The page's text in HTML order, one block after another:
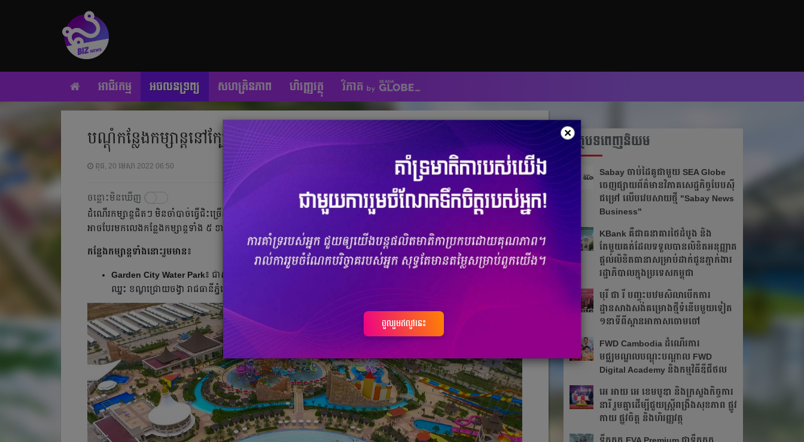
អាជីវកម្ម អចលនទ្រព្យ សហគ្រិនភាព ហិរញ្ញវត្ថុ
បណ្ដុំកន្លែងកម្សាន្តនៅក្បែរក្រុង មិនបាច់ទៅឆ្ងាយ សប្បាយយកទៅណាមិនអស់
ពុធ, 20 មេសា 2022 06:50 ចំនួនមតិ0| ចំនួនចែករំលែក 0
ចន្លោះមិនឃើញ
ដំណើរកម្សាន្តជិតៗ មិនចាំបាច់ធ្វើជិះច្រើនម៉ោង ចំណាយពេលទៅមកនាំខាតពេលវេលា លោកអ្នកដែលរស់នៅក្នុងទីក្រុងភ្នំពេញ
អាចបែរមកលេងកន្លែងកម្សាន្តទាំង ៥ ខាងក្រោមនេះ ទាំងស្អាត សប្បាយ ហើយប្លែកអារម្មណ៍ថែមទៀតផង។
កន្លែងកម្សាន្តទាំងនោះរួមមាន៖
Garden City Water Park៖ ជាសួនទឹកដែលមានទំហំជាងគេនៅកម្ពុជា។ សួនទឹកមួយនេះគឺស្ថិតនៅលើមហាវិធីវិមានឈ្នះ
ឈ្នះ ខណ្ឌជ្រោយចង្វា រាជធានីភ្នំពេញ។ លោកអ្នកអាចធ្វើដំណើរតាមស្ពានជ្រោយចង្វាក៏បាន តាមស្ពានលីយ៉ុងផាត់ក៏បាន។
អត្ថបទពេញនិយម
Sabay ចាប់​ដៃគូ​ជាមួយ SEA Globe
ចេញផ្សាយព័ត៌មានវិភាគសេដ្ឋកិច្ចបែបស៊ី​
ជម្រៅ លើបវេបសាយថ្មី "Sabay News
Business"
KBank គឺជាធនាគារថៃដំបូង និង
តែមួយគត់ដែលទទួលបានលិខិតអនុញ្ញាត
ផ្តល់លិខិតធានាសម្រាប់ដាក់ជូនភ្នាក់ងារ
រដ្ឋាភិបាលក្នុងប្រទេសកម្ពុជា
បុរី ជា រី បញ្ចុះបឋមសិលាបើកការ
ដ្ឋានសាងសង់គម្រោងថ្មីទំនើបមួយទៀត
១នាទីពីស្ពានអាកាសចោមចៅ
FWD Cambodia ដំណើរការ
មជ្ឈមណ្ឌលបណ្ដុះបណ្ដាល FWD
Digital Academy និងកម្មវិធីឌីជីថល
អេ អាយ អេ ខេមបូឌា និងក្រសួងកិច្ចការ
នារី រួមគ្នាដើម្បីជួយស្ត្រីពង្រឹងសុខភាព ផ្លូវ
កាយ ផ្លូវចិត្ត និងហិរញ្ញវត្ថុ
×
ចូលរួមឥលូវនេះ